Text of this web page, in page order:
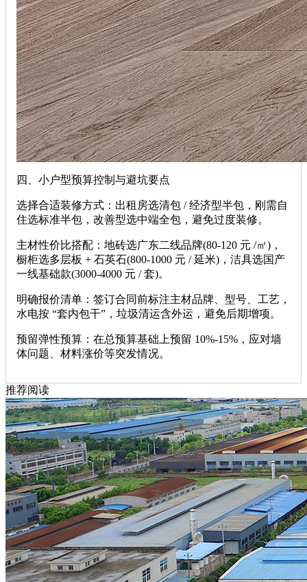
四、小户型预算控制与避坑要点
选择合适装修方式：出租房选清包 / 经济型半包，刚需自
住选标准半包，改善型选中端全包，避免过度装修。
主材性价比搭配：地砖选广东二线品牌(80-120 元 /㎡)，
橱柜选多层板 + 石英石(800-1000 元 / 延米)，洁具选国产
一线基础款(3000-4000 元 / 套)。
明确报价清单：签订合同前标注主材品牌、型号、工艺，
水电按 “套内包干”，垃圾清运含外运，避免后期增项。
预留弹性预算：在总预算基础上预留 10%-15%，应对墙
体问题、材料涨价等突发情况。
推荐阅读